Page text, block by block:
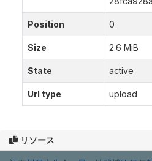
リソース
Position 0
Size 2.6 MiB
State active
Url type upload